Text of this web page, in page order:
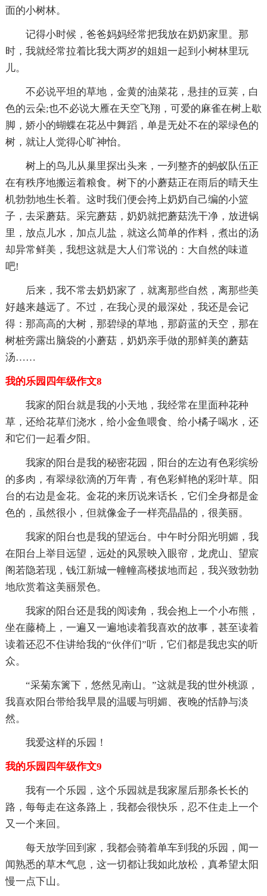
面的小树林。
记得小时候，爸爸妈妈经常把我放在奶奶家里。那
时，我就经常拉着比我大两岁的姐姐一起到小树林里玩
儿。
不必说平坦的草地，金黄的油菜花，悬挂的豆荚，白
色的云朵;也不必说大雁在天空飞翔，可爱的麻雀在树上歇
脚，娇小的蝴蝶在花丛中舞蹈，单是无处不在的翠绿色的
树，就让人觉得心旷神怡。
树上的鸟儿从巢里探出头来，一列整齐的蚂蚁队伍正
在有秩序地搬运着粮食。树下的小蘑菇正在雨后的晴天生
机勃勃地生长着。这时我们便会挎上奶奶自己编的小篮
子，去采蘑菇。采完蘑菇，奶奶就把蘑菇洗干净，放进锅
里，放点儿水，加点儿盐，就这么简单的作料，煮出的汤
却异常鲜美，我想这就是大人们常说的：大自然的味道
吧!
后来，我不常去奶奶家了，就离那些自然，离那些美
好越来越远了。不过，在我心灵的最深处，我还是会记
得：那高高的大树，那碧绿的草地，那蔚蓝的天空，那在
树桩旁露出脑袋的小蘑菇，奶奶亲手做的那鲜美的蘑菇
汤……
我的乐园四年级作文8
我家的阳台就是我的小天地，我经常在里面种花种
草，还给花草们浇水，给小金鱼喂食、给小橘子喝水，还
和它们一起看夕阳。
我家的阳台是我的秘密花园，阳台的左边有色彩缤纷
的多肉，有翠绿欲滴的万年青，有色彩鲜艳的彩叶草。阳
台的右边是金花。金花的来历说来话长，它们全身都是金
色的，虽然很小，但就像金子一样亮晶晶的，很美丽。
我家的阳台也是我的望远台。中午时分阳光明媚，我
在阳台上举目远望，远处的风景映入眼帘，龙虎山、望宸
阁若隐若现，钱江新城一幢幢高楼拔地而起，我兴致勃勃
地欣赏着这美丽景色。
我家的阳台还是我的阅读角，我会抱上一个小布熊，
坐在藤椅上，一遍又一遍地读着我喜欢的故事，甚至读着
读着还忍不住讲给我的“伙伴们”听，它们都是我忠实的听
众。
“采菊东篱下，悠然见南山。”这就是我的世外桃源，
我喜欢阳台带给我早晨的温暖与明媚、夜晚的恬静与淡
然。
我爱这样的乐园！
我的乐园四年级作文9
我有一个乐园，这个乐园就是我家屋后那条长长的
路，每每走在这条路上，我都会很快乐，忍不住走上一个
又一个来回。
每天放学回到家，我都会骑着单车到我的乐园，闻一
闻熟悉的草木气息，这一切都让我如此放松，真希望太阳
慢一点下山。